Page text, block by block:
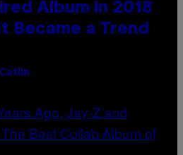
Album in 2018
Became a Trend